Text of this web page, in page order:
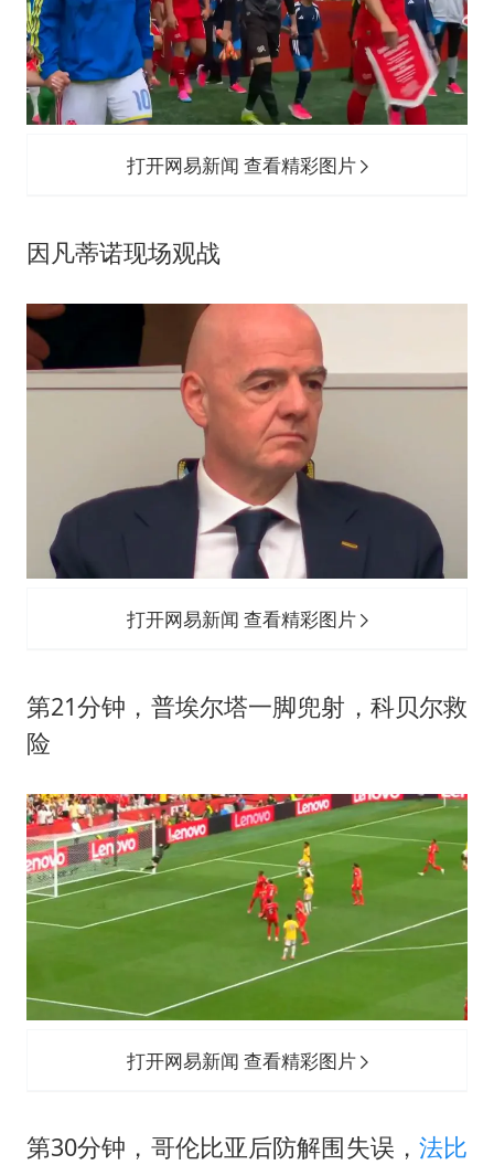
打开网易新闻 查看精彩图片
因凡蒂诺现场观战
打开网易新闻 查看精彩图片
第21分钟，普埃尔塔一脚兜射，科贝尔救
险
打开网易新闻 查看精彩图片
第30分钟，哥伦比亚后防解围失误， 法比